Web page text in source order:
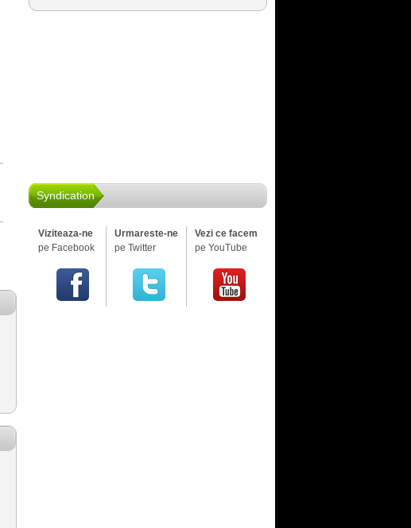
Syndication
Viziteaza-ne
pe Facebook
Urmareste-ne
pe Twitter
Vezi ce facem
pe YouTube